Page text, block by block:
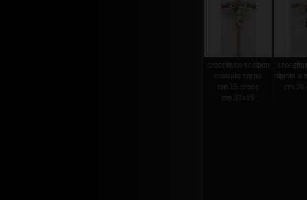
crocefisso scolpito
colorato corpo
cm.15 croce
cm.37x19
dipinto a
cm.20